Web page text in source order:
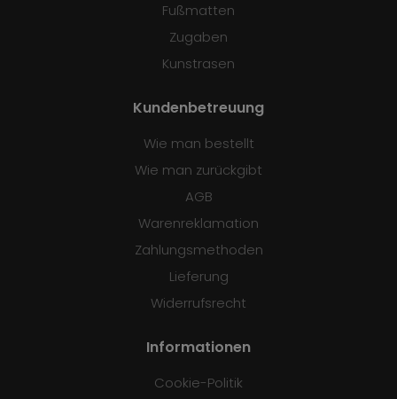
Fußmatten
Zugaben
Kunstrasen
Kundenbetreuung
Wie man bestellt
Wie man zurückgibt
AGB
Warenreklamation
Zahlungsmethoden
Lieferung
Widerrufsrecht
Informationen
Cookie-Politik